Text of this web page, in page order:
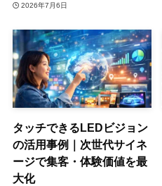
2026年7月6日
タッチできるLEDビジョン
の活用事例｜次世代サイネ
ージで集客・体験価値を最
大化